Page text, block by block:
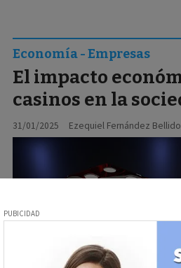
El impacto
casinos en la
Ezequiel Fernández Bellido
Economía - Empresas
31/01/2025